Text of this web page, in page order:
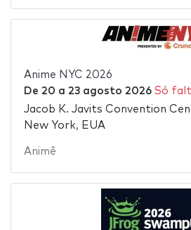
Anime NYC 2026
De 20 a 23 agosto 2026 Só
Jacob K. Javits Convention
New York, EUA
Animê